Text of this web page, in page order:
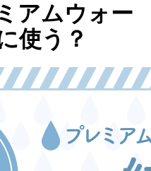
アムウォー
使う？